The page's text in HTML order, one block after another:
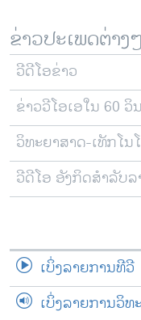
ລາຍການກະຈາຍສຽງ
ລາຍງານ
ຕິດຕາມພວກເຮົາ ທີ່
ພາສາຕ່າງໆ
ຂ່າວປະເພດຕ່າງໆ
ວີດີໂອຂ່າວ
ຂ່າວວີໂອເອໃນ 60 ວິ
ວິທະຍາສາດ-ເທັກໂນ
ວີດີໂອ ອັງກິດສຳລັບລ
ເບິ່ງລາຍການທີວີ
ເບິ່ງລາຍການວິທ